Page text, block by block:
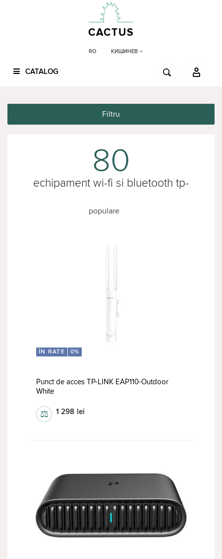
CACTUS
RO КИШИНЕВ
CATALOG
80
echipament wi-fi si bluetooth tp-
ÎN RATE 0%
Punct de acces TP-LINK EAP110-Outdoor
White
1 298 lei
⚖
Filtru